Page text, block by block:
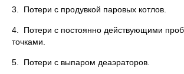
3. Потери с продувкой паровых котлов.
4. Потери с постоянно действующими
точками.
5. Потери с выпаром деаэраторов.